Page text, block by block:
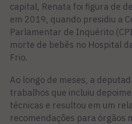
capital, Renata foi figura de
em 2019, quando presidiu a
Parlamentar de Inquérito
morte de bebês no Hospital
Frio.
Ao longo de meses, a
trabalhos que incluiu
técnicas e resultou em um
recomendações para órgãos